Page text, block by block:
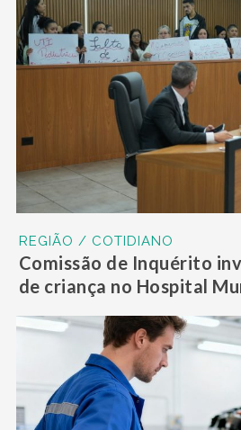
REGIÃO / COTIDIANO
Comissão de Inquérito
de criança no Hospital